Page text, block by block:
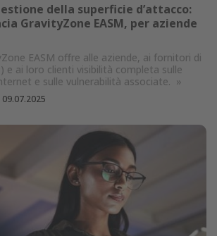
della superficie d’attacco:
GravityZone EASM, per aziende
EASM offre alle aziende, ai fornitori di
e ai loro clienti visibilità completa sulle
e sulle vulnerabilità associate. »
09.07.2025